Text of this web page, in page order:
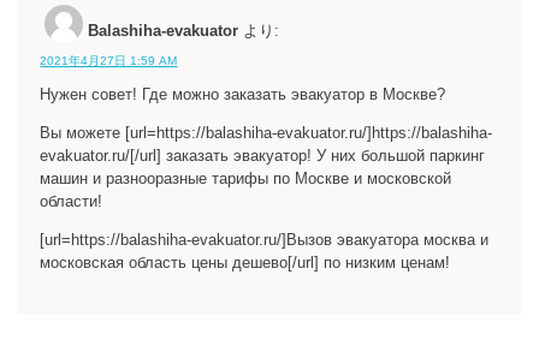
Balashiha-evakuator より:
2021年4月27日 1:59 AM
Нужен совет! Где можно заказать эвакуатор в Москве?
Вы можете [url=https://balashiha-evakuator.ru/]https://balashiha-
evakuator.ru/[/url] заказать эвакуатор! У них большой паркинг
машин и разнооразные тарифы по Москве и московской
области!
[url=https://balashiha-evakuator.ru/]Вызов эвакуатора москва и
московская область цены дешево[/url] по низким ценам!